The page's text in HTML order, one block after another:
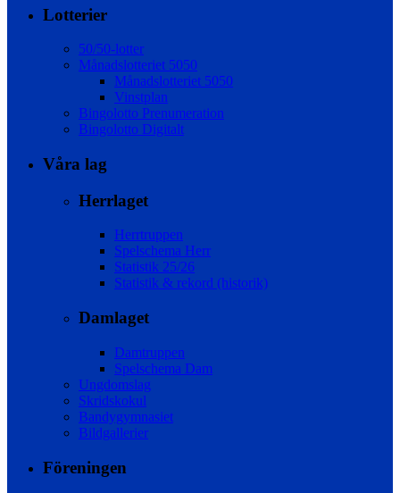
Lotterier
50/50-lotter
Månadslotteriet 5050
Månadslotteriet 5050
Vinstplan
Bingolotto Prenumeration
Bingolotto Digitalt
Våra lag
Herrlaget
Herrtruppen
Spelschema Herr
Statistik 25/26
Statistik & rekord (historik)
Damlaget
Damtruppen
Spelschema Dam
Ungdomslag
Skridskokul
Bandygymnasiet
Bildgallerier
Föreningen